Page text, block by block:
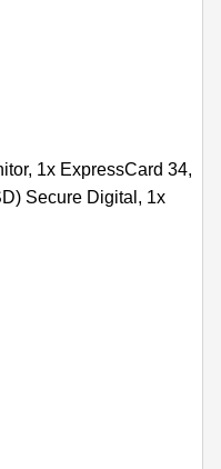
1x ExpressCard 34,
Secure Digital, 1x